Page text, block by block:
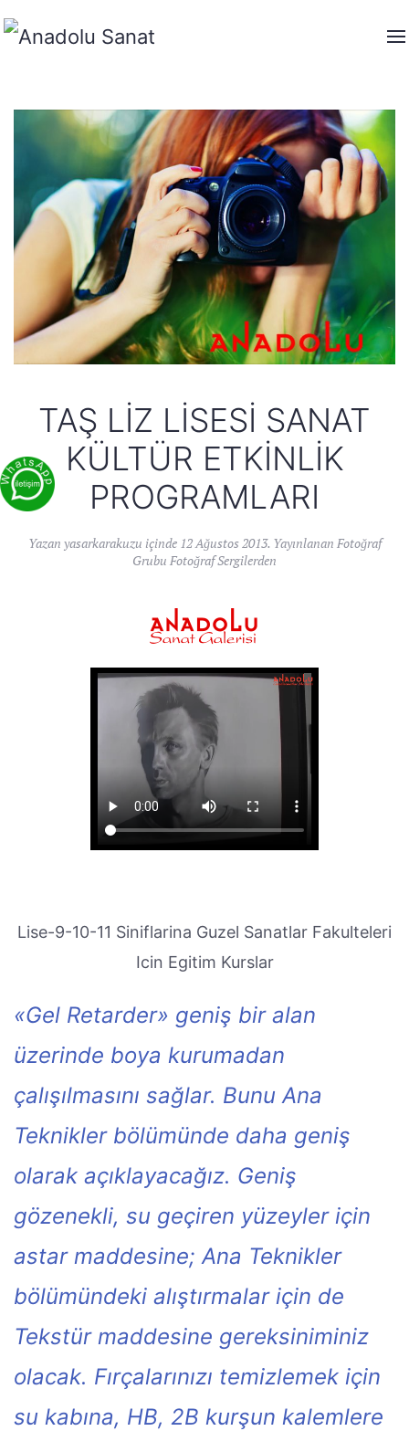
TAŞ LIZ LISESI SANAT
KÜLTÜR ETKINLIK
PROGRAMLARI
Yazan yasarkarakuzu içinde 12 Ağustos 2013. Yayınlanan Fotoğraf
Grubu Fotoğraf Sergilerden
Lise-9-10-11 Siniflarina Guzel Sanatlar Fakulteleri
Icin Egitim Kurslar
«Gel Retarder» geniş bir alan
üzerinde boya kurumadan
çalışılmasını sağlar. Bunu Ana
Teknikler bölümünde daha geniş
olarak açıklayacağız. Geniş
gözenekli, su geçiren yüzeyler için
astar maddesine; Ana Teknikler
bölümündeki alıştırmalar için de
Tekstür maddesine gereksiniminiz
olacak. Fırçalarınızı temizlemek için
su kabına, HB, 2B kurşun kalemlere